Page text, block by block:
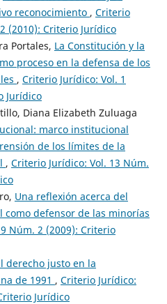
reconocimiento , Criterio
(2010): Criterio Jurídico
Portales, La Constitución y la
proceso en la defensa de los
, Criterio Jurídico: Vol. 1
Jurídico
Diana Elizabeth Zuluaga
marco institucional
de los límites de la
, Criterio Jurídico: Vol. 13 Núm.
Una reflexión acerca del
defensor de las minorías
Núm. 2 (2009): Criterio
derecho justo en la
de 1991 , Criterio Jurídico:
Jurídico